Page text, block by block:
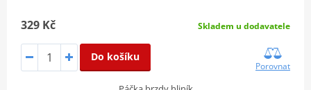
329 Kč Skladem u dodavatele
Do košíku
Porovnat